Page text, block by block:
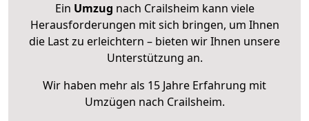
Ein Umzug nach Crailsheim kann viele
Herausforderungen mit sich bringen, um Ihnen
die Last zu erleichtern – bieten wir Ihnen unsere
Unterstützung an.
Wir haben mehr als 15 Jahre Erfahrung mit
Umzügen nach Crailsheim.